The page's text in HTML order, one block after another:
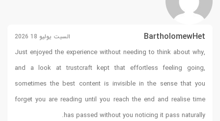
BartholomewHet السبت يوليو 18 2026
Just enjoyed the experience without needing to think about why,
and a look attrustcraftkept that effortless feeling going,
sometimes the best content is invisible in the sense that you
forget you are reading until you reach the end and realise time
has passed without you noticing it pass naturally.